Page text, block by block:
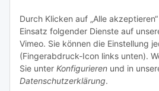
Durch Klicken auf „Alle
Einsatz folgender Dienste auf
Vimeo. Sie können die Einstellung
(Fingerabdruck-Icon links unten).
Sie unter Konfigurieren und in
Datenschutzerklärung.
Ein Partnershop der